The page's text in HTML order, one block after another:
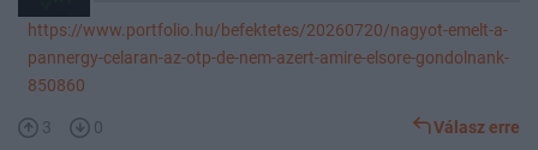
https://www.portfolio.hu/befektetes/20260720/nagyot-emelt-a-
pannergy-celaran-az-otp-de-nem-azert-amire-elsore-gondolnank-
850860
3 0 Válasz erre